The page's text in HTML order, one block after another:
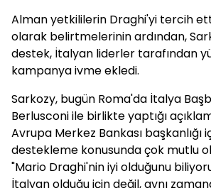
Alman yetkililerin Draghi'yi tercih
olarak belirtmelerinin ardından,
destek, İtalyan liderler tarafından
kampanya ivme ekledi.
Sarkozy, bugün Roma'da İtalya
Berlusconi ile birlikte yaptığı
Avrupa Merkez Bankası başkanlığı
destekleme konusunda çok mutlu
"Mario Draghi'nin iyi olduğunu
İtalyan olduğu için değil, aynı